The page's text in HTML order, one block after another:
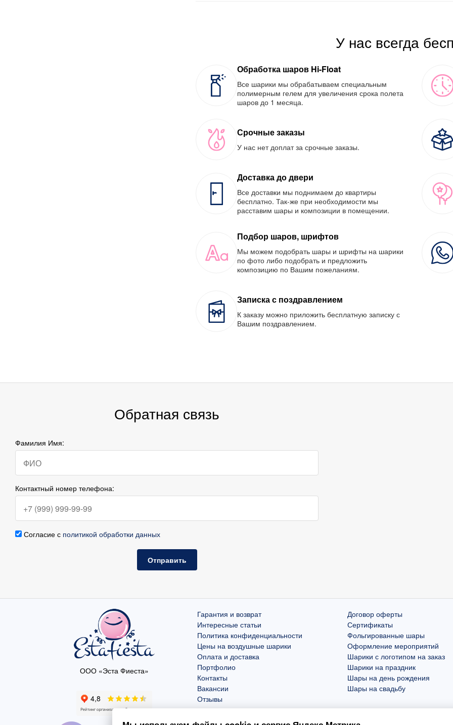
У нас всегда
Обработка шаров Hi-Float
Все шарики мы обрабатываем специальным
полимерным гелем для увеличения срока полета
шаров до 1 месяца.
Срочные заказы
У нас нет доплат за срочные заказы.
Доставка до двери
Все доставки мы поднимаем до квартиры
бесплатно. Так-же при необходимости мы
расставим шары и композиции в помещении.
Подбор шаров, шрифтов
Мы можем подобрать шары и шрифты на шарики
по фото либо подобрать и предложить
композицию по Вашим пожеланиям.
Записка с поздравлением
К заказу можно приложить бесплатную записку с
Вашим поздравлением.
Обратная связь
Фамилия Имя:
Контактный номер телефона:
Согласие с политикой обработки данных
Отправить
ООО «Эста Фиеста»
Гарантия и возврат
Интересные статьи
Политика конфиденциальности
Цены на воздушные шарики
Оплата и доставка
Портфолио
Контакты
Вакансии
Отзывы
Договор оферты
Сертификаты
Фольгированные шары
Оформление мероприятий
Шарики с логотипом на заказ
Шарики на праздник
Шары на день рождения
Шары на свадьбу